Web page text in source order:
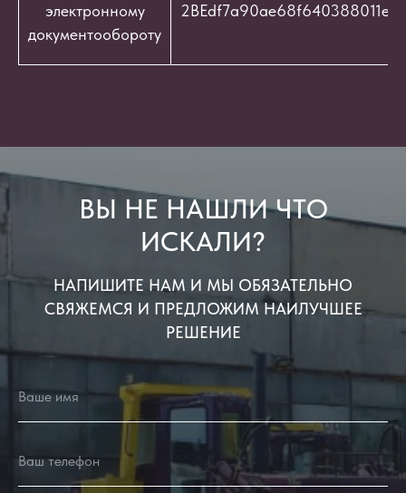
электронному
документообороту
ВЫ НЕ НАШЛИ ЧТО
ИСКАЛИ?
НАПИШИТЕ НАМ И МЫ ОБЯЗАТЕЛЬНО
СВЯЖЕМСЯ И ПРЕДЛОЖИМ НАИЛУЧШЕЕ
РЕШЕНИЕ